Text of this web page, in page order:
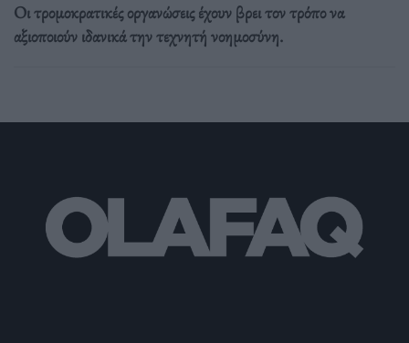
Οι τρομοκρατικές οργανώσεις έχουν βρει τον τρόπο να
αξιοποιούν ιδανικά την τεχνητή νοημοσύνη.